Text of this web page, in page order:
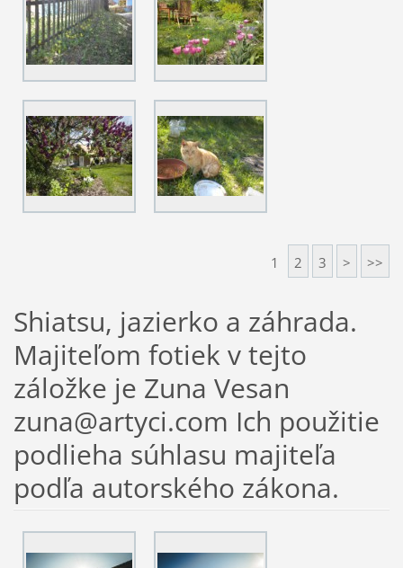
1 2 3 > >>
Shiatsu, jazierko a záhrada.
Majiteľom fotiek v tejto
záložke je Zuna Vesan
zuna@artyci.com Ich použitie
podlieha súhlasu majiteľa
podľa autorského zákona.